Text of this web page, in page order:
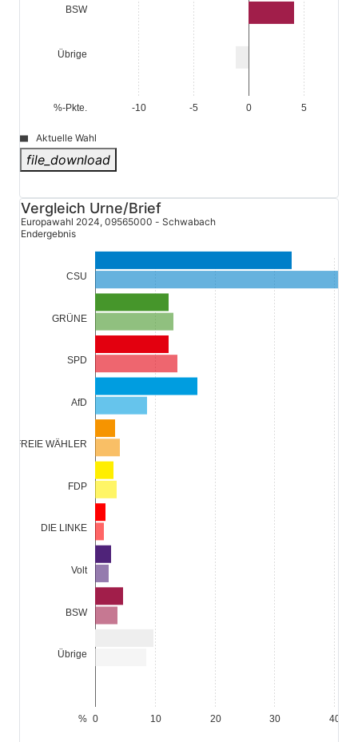
BSW
Übrige
-10 -5 0 5
%-Pkte.
© Stadt Schwabach
Aktuelle Wahl
file_download
CSU
GRÜNE
SPD
AfD
FREIE WÄHLER
0 10 20 30 40
%
Vergleich Urne/Brief
Europawahl 2024, 09565000 - Schwabach
Endergebnis